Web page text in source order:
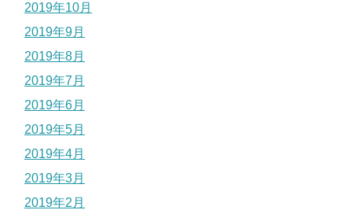
2019年10月
2019年9月
2019年8月
2019年7月
2019年6月
2019年5月
2019年4月
2019年3月
2019年2月